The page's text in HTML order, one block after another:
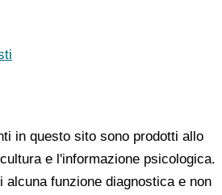
in questo sito sono prodotti allo
e l'informazione psicologica.
alcuna funzione diagnostica e non